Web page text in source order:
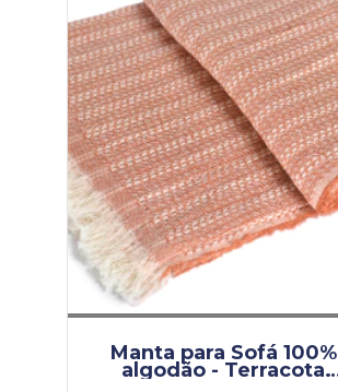
Manta para Sofá 100%
algodão - Terracota